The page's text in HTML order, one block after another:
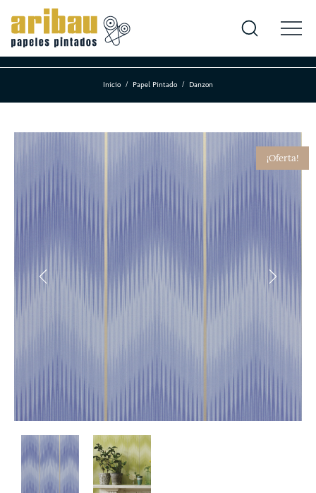
Inicio Papel Pintado Danzon
¡Oferta!